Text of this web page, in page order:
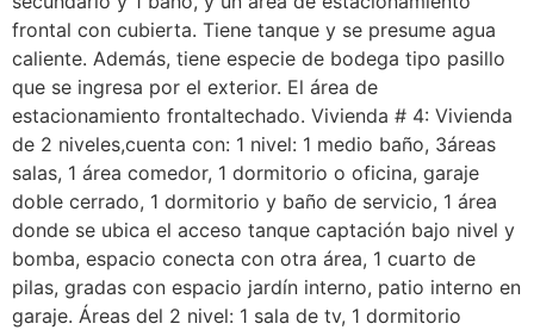
frontal con cubierta. Tiene tanque y se presume agua
caliente. Además, tiene especie de bodega tipo pasillo
que se ingresa por el exterior. El área de
estacionamiento frontaltechado. Vivienda # 4: Vivienda
de 2 niveles,cuenta con: 1 nivel: 1 medio baño, 3áreas
salas, 1 área comedor, 1 dormitorio o oficina, garaje
doble cerrado, 1 dormitorio y baño de servicio, 1 área
donde se ubica el acceso tanque captación bajo nivel y
bomba, espacio conecta con otra área, 1 cuarto de
pilas, gradas con espacio jardín interno, patio interno en
garaje. Áreas del 2 nivel: 1 sala de tv, 1 dormitorio